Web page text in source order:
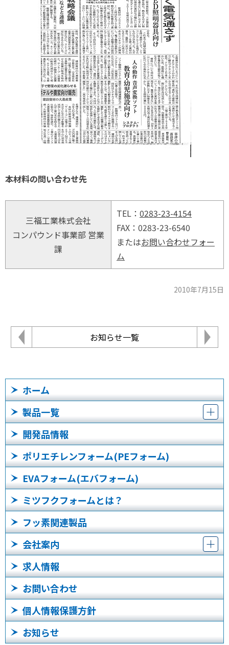
本材料の問い合わせ先
三福工業株式会社
コンパウンド事業部 営業
課
TEL： 0283-23-4154
FAX：0283-23-6540
またはお問い合わせフォー
ム
2010年7月15日
お知らせ一覧
ホーム
製品一覧
開発品情報
ポリエチレンフォーム(PEフォーム)
EVAフォーム(エバフォーム)
ミツフクフォームとは？
フッ素関連製品
会社案内
求人情報
お問い合わせ
個人情報保護方針
お知らせ